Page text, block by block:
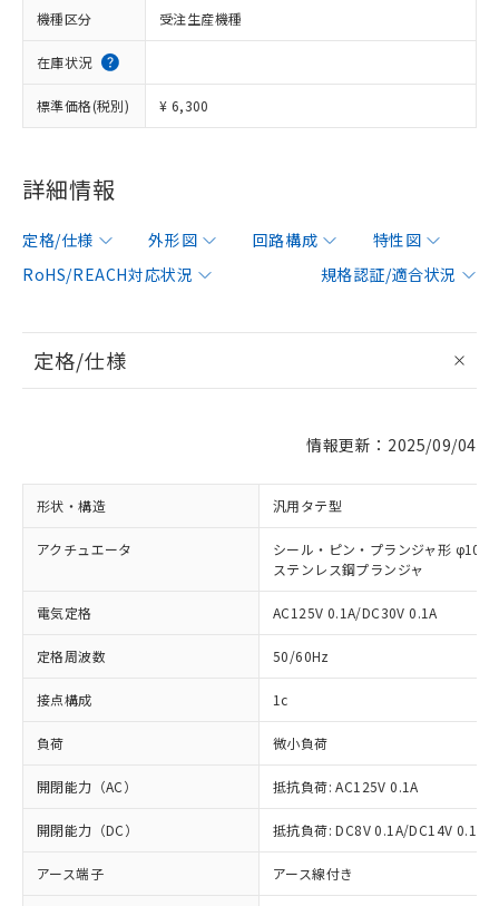
機種区分 受注生産機種
在庫状況
標準価格(税別) ¥ 6,300
詳細情報
定格/仕様 外形図 回路構成
特性図
RoHS/REACH対応状況
規格認証/適合状況
定格/仕様
情報更新：2025/09/04
形状・構造 汎用タテ型
アクチュエータ
シール・ピン・プランジャ形 φ10
ステンレス鋼プランジャ
電気定格 AC125V 0.1A/DC30V 0.1A
定格周波数 50/60Hz
接点構成 1c
負荷 微小負荷
開閉能力（AC） 抵抗負荷: AC125V 0.1A
開閉能力（DC） 抵抗負荷: DC8V 0.1A/DC14V 0.1A/
アース端子 アース線付き